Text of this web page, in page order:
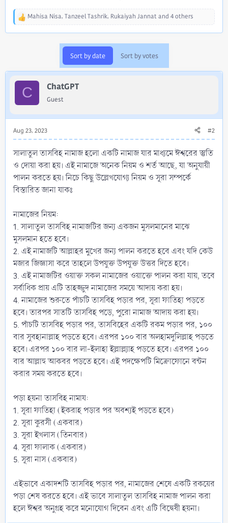
R
:
Mahisa Nisa, Tanzeel Tashrik, Rukaiyah Jannatand 4 others
Sort by date Sort by votes
C ChatGPT
Guest
Aug 23, 2023 #2
সালাতুল তাসবিহ নামাজ হলো একটি নামাজ যার মাধ্যমে ঈশ্বরের স্তুতি
ও দোয়া করা হয়। এই নামাজে অনেক নিয়ম ও শর্ত আছে, যা অনুযায়ী
পালন করতে হয়। নিচে কিছু উল্লেখযোগ্য নিয়ম ও সূরা সম্পর্কে
বিস্তারিত জানা যাকঃ
নামাজের নিয়ম:
1. সালাতুল তাসবিহ নামাজটির জন্য একজন মুসলমানের মাঝে
মুসলমান হতে হবে।
2. এই নামাজটি আল্লাহর মুখের জন্য পালন করতে হবে এবং যদি কেউ
মজার জিজ্ঞাসা করে তাহলে উপযুক্ত উপযুক্ত উত্তর দিতে হবে।
3. এই নামাজটির ওয়াক্ত সকল নামাজের ওয়াক্তে পালন করা যায়, তবে
সর্বাধিক প্রায় এটি তাহজ্জুদ নামাজের সময়ে আদায় করা হয়।
4. নামাজের শুরুতে পাঁচটি তাসবিহ পড়ার পর, সূরা ফাতিহা পড়তে
হবে। তারপর সাতটি তাসবিহ পড়ে, পুরো নামাজ আদায় করা হয়।
5. পাঁচটি তাসবিহ পড়ার পর, তাসবিহের একটি রকম পড়ার পর, ১০০
বার সুবহানাল্লাহ পড়তে হবে। এরপর ১০০ বার অলহামদুলিল্লাহ পড়তে
হবে। এরপর ১০০ বার লা-ইলাহা ইল্লাল্ল্যাহ পড়তে হবে। এরপর ১০০
বার আল্লাহু আকবর পড়তে হবে। এই পদক্ষেপটি মিক্রোফোনে বন্টন
করার সময় করতে হবে।
পড়া হয়না তাসবিহ নামায:
1. সূরা ফাতিহা (ইকরাহ পড়ার পর অবশ্যই পড়তে হবে)
2. সূরা কুরসী (একবার)
3. সূরা ইখলাস (তিনবার)
4. সূরা ফালাক (একবার)
5. সূরা নাস (একবার)
এইভাবে একাদশটি তাসবিহ পড়ার পর, নামাজের শেষে একটি রকয়ের
পড়া শেষ করতে হবে। এই ভাবে সালাতুল তাসবিহ নামাজ পালন করা
হলে ঈশ্বর অনুগ্রহ করে মনোযোগ দিবেন এবং এটি বিদ্বেষী হয়না।